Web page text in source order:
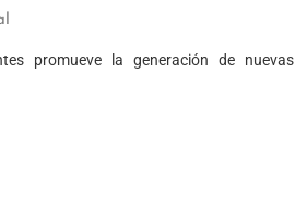
promueve la generación de nuevas